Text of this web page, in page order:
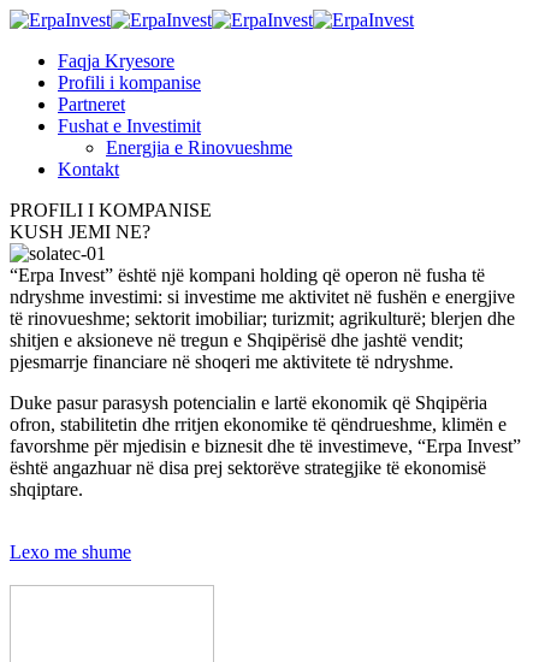
Faqja Kryesore
Profili i kompanise
Partneret
Fushat e Investimit
Energjia e Rinovueshme
Kontakt
PROFILI I KOMPANISE
KUSH JEMI NE?
“Erpa Invest” është një kompani holding që operon në fusha të
ndryshme investimi: si investime me aktivitet në fushën e energjive
të rinovueshme; sektorit imobiliar; turizmit; agrikulturë; blerjen dhe
shitjen e aksioneve në tregun e Shqipërisë dhe jashtë vendit;
pjesmarrje financiare në shoqeri me aktivitete të ndryshme.
Duke pasur parasysh potencialin e lartë ekonomik që Shqipëria
ofron, stabilitetin dhe rritjen ekonomike të qëndrueshme, klimën e
favorshme për mjedisin e biznesit dhe të investimeve, “Erpa Invest”
është angazhuar në disa prej sektorëve strategjike të ekonomisë
shqiptare.
Lexo me shume